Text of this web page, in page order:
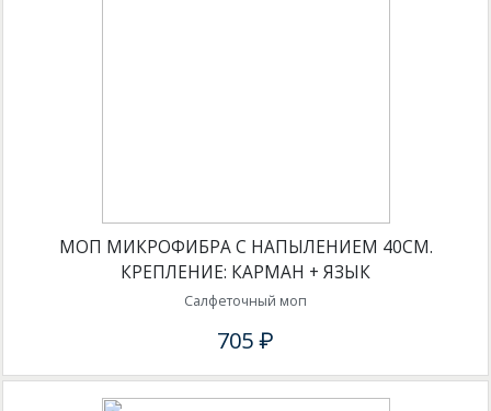
МОП МИКРОФИБРА С НАПЫЛЕНИЕМ 40СМ.
КРЕПЛЕНИЕ: КАРМАН + ЯЗЫК
Салфеточный моп
705 ₽